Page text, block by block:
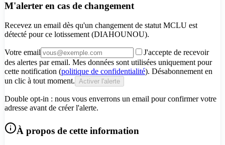
M'alerter en cas de changement
Recevez un email dès qu'un changement de statut MCLU est
détecté pource lotissement (DIAHOUNOU).
Votre email
J'accepte de recevoir
des alertes par email. Mes données sont utilisées uniquement pour
cette notification (politique de confidentialité). Désabonnement en
un clic à tout moment. Activer l'alerte
Double opt-in : nous vous enverrons un email pour confirmer votre
adresse avant de créer l'alerte.
À propos de cette information